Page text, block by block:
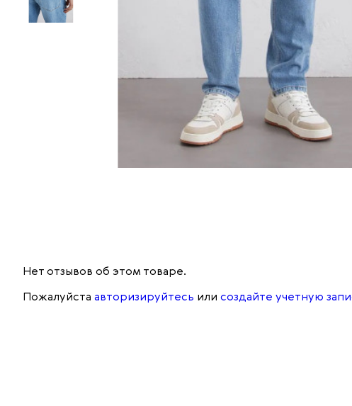
Нет отзывов об этом товаре.
Пожалуйста авторизируйтесь или создайте учетную